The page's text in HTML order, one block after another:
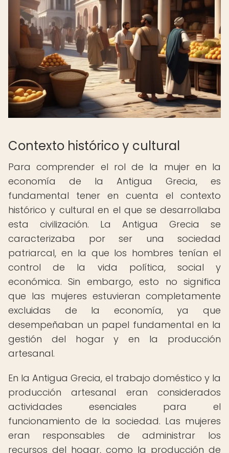
Contexto histórico y cultural
Para comprender el rol de la mujer en la
economía de la Antigua Grecia, es
fundamental tener en cuenta el contexto
histórico y cultural en el que se desarrollaba
esta civilización. La Antigua Grecia se
caracterizaba por ser una sociedad
patriarcal, en la que los hombres tenían el
control de la vida política, social y
económica. Sin embargo, esto no significa
que las mujeres estuvieran completamente
excluidas de la economía, ya que
desempeñaban un papel fundamental en la
gestión del hogar y en la producción
artesanal.
En la Antigua Grecia, el trabajo doméstico y la
producción artesanal eran considerados
actividades esenciales para el
funcionamiento de la sociedad. Las mujeres
eran responsables de administrar los
recursos del hogar, como la producción de